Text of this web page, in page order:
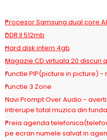
Procesor Samsung dual core
DDR II 512mb
Hard disk intern 4gb
Magazie CD virtuala 20 discuri
Functie PIP(picture in picture)
Functie 3 Zone
Navi Prompt Over Audio -
intrerupe total muzica din
Preia agenda
pe ecran numele salvat in